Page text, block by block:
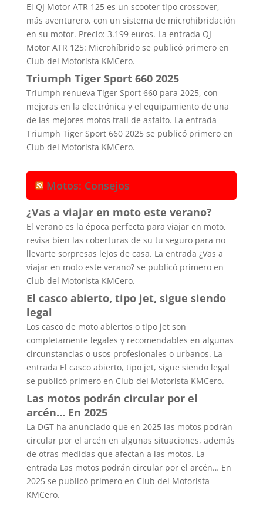
El QJ Motor ATR 125 es un scooter tipo crossover,
más aventurero, con un sistema de microhibridación
en su motor. Precio: 3.199 euros. La entrada QJ
Motor ATR 125: Microhíbrido se publicó primero en
Club del Motorista KMCero.
Triumph Tiger Sport 660 2025
Triumph renueva Tiger Sport 660 para 2025, con
mejoras en la electrónica y el equipamiento de una
de las mejores motos trail de asfalto. La entrada
Triumph Tiger Sport 660 2025 se publicó primero en
Club del Motorista KMCero.
Motos: Consejos
¿Vas a viajar en moto este verano?
El verano es la época perfecta para viajar en moto,
revisa bien las coberturas de su tu seguro para no
llevarte sorpresas lejos de casa. La entrada ¿Vas a
viajar en moto este verano? se publicó primero en
Club del Motorista KMCero.
El casco abierto, tipo jet, sigue siendo
legal
Los casco de moto abiertos o tipo jet son
completamente legales y recomendables en algunas
circunstancias o usos profesionales o urbanos. La
entrada El casco abierto, tipo jet, sigue siendo legal
se publicó primero en Club del Motorista KMCero.
Las motos podrán circular por el
arcén… En 2025
La DGT ha anunciado que en 2025 las motos podrán
circular por el arcén en algunas situaciones, además
de otras medidas que afectan a las motos. La
entrada Las motos podrán circular por el arcén… En
2025 se publicó primero en Club del Motorista
KMCero.